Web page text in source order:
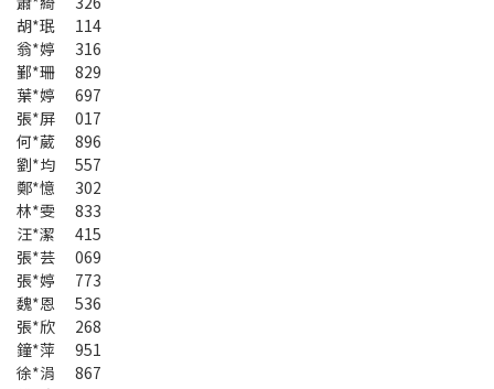
胡*珉 114
翁*婷 316
鄞*珊 829
葉*婷 697
張*屏 017
何*葳 896
劉*均 557
鄭*憶 302
林*雯 833
汪*潔 415
張*芸 069
張*婷 773
魏*恩 536
張*欣 268
鐘*萍 951
徐*涓 867